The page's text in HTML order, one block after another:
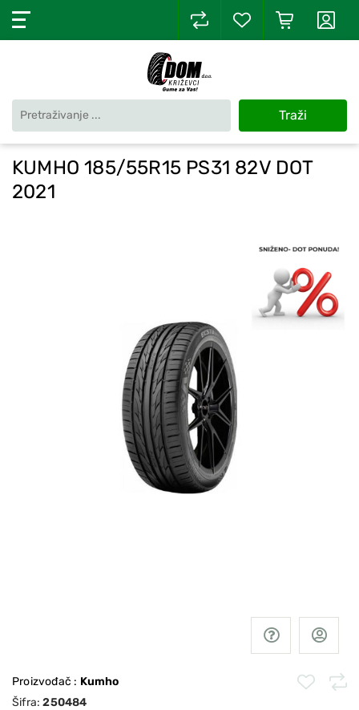
Traži
KUMHO 185/55R15 PS31 82V DOT
2021
Proizvođač : Kumho
Šifra:250484